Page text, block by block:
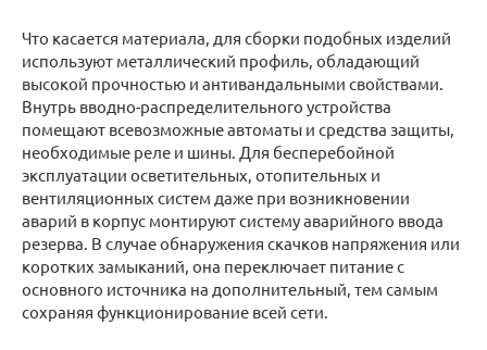
Что касается материала, для сборки подобных изделий
используют металлический профиль, обладающий
высокой прочностью и антивандальными свойствами.
Внутрь вводно-распределительного устройства
помещают всевозможные автоматы и средства защиты,
необходимые реле и шины. Для бесперебойной
эксплуатации осветительных, отопительных и
вентиляционных систем даже при возникновении
аварий в корпус монтируют систему аварийного ввода
резерва. В случае обнаружения скачков напряжения или
коротких замыканий, она переключает питание с
основного источника на дополнительный, тем самым
сохраняя функционирование всей сети.